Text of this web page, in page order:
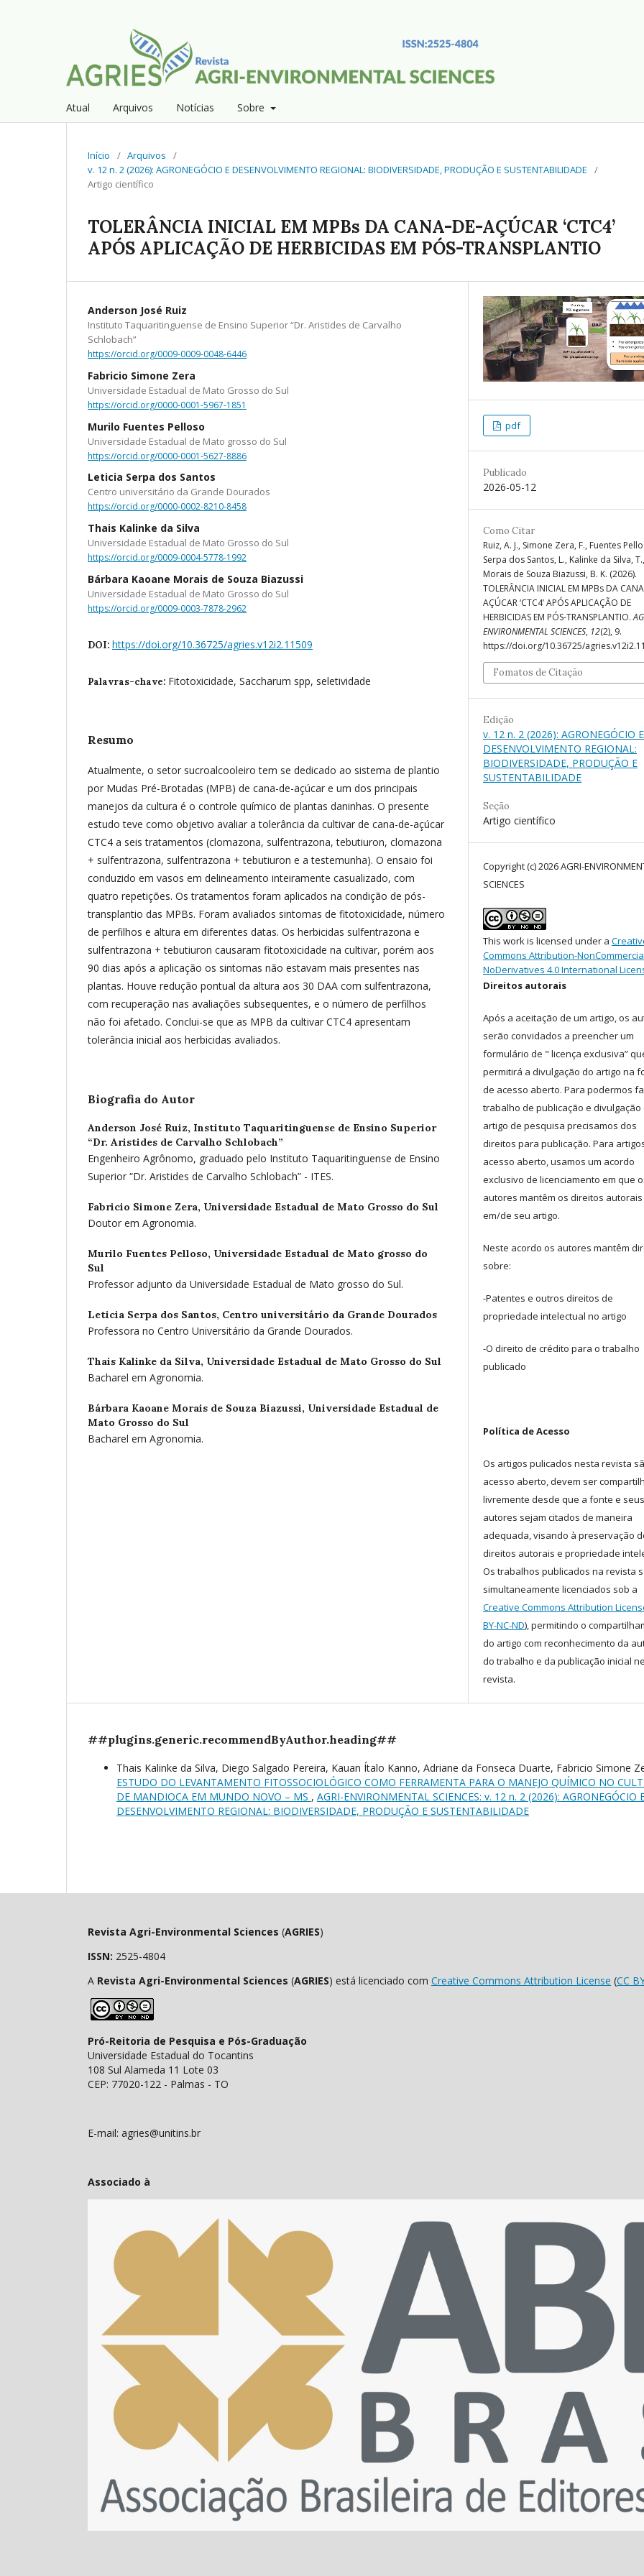
Atual Arquivos Notícias Sobre
Início / Arquivos
/
v. 12 n. 2 (2026): AGRONEGÓCIO E DESENVOLVIMENTO REGIONAL: BIODIVERSIDADE, PRODUÇÃO E SUSTENTABILIDADE
/
Artigo científico
TOLERÂNCIA INICIAL EM MPBs DA CANA-DE-AÇÚCAR ‘CTC4’
APÓS APLICAÇÃO DE HERBICIDAS EM PÓS-TRANSPLANTIO
Anderson José Ruiz
Instituto Taquaritinguense de Ensino Superior “Dr. Aristides de Carvalho
Schlobach”
https://orcid.org/0009-0009-0048-6446
Fabricio Simone Zera
Universidade Estadual de Mato Grosso do Sul
https://orcid.org/0000-0001-5967-1851
Murilo Fuentes Pelloso
Universidade Estadual de Mato grosso do Sul
https://orcid.org/0000-0001-5627-8886
Leticia Serpa dos Santos
Centro universitário da Grande Dourados
https://orcid.org/0000-0002-8210-8458
Thais Kalinke da Silva
Universidade Estadual de Mato Grosso do Sul
https://orcid.org/0009-0004-5778-1992
Bárbara Kaoane Morais de Souza Biazussi
Universidade Estadual de Mato Grosso do Sul
https://orcid.org/0009-0003-7878-2962
DOI: https://doi.org/10.36725/agries.v12i2.11509
Palavras-chave: Fitotoxicidade, Saccharum spp, seletividade
Resumo
Atualmente, o setor sucroalcooleiro tem se dedicado ao sistema de plantio
por Mudas Pré-Brotadas (MPB) de cana-de-açúcar e um dos principais
manejos da cultura é o controle químico de plantas daninhas. O presente
estudo teve como objetivo avaliar a tolerância da cultivar de cana-de-açúcar
CTC4 a seis tratamentos (clomazona, sulfentrazona, tebutiuron, clomazona
+ sulfentrazona, sulfentrazona + tebutiuron e a testemunha). O ensaio foi
conduzido em vasos em delineamento inteiramente casualizado, com
quatro repetições. Os tratamentos foram aplicados na condição de pós-
transplantio das MPBs. Foram avaliados sintomas de fitotoxicidade, número
de perfilhos e altura em diferentes datas. Os herbicidas sulfentrazona e
sulfentrazona + tebutiuron causaram fitotoxicidade na cultivar, porém aos
90 dias após a aplicação os sintomas não estavam mais presentes nas
plantas. Houve redução pontual da altura aos 30 DAA com sulfentrazona,
com recuperação nas avaliações subsequentes, e o número de perfilhos
não foi afetado. Conclui-se que as MPB da cultivar CTC4 apresentam
tolerância inicial aos herbicidas avaliados.
Biografia do Autor
Anderson José Ruiz, Instituto Taquaritinguense de Ensino Superior
“Dr. Aristides de Carvalho Schlobach”
Engenheiro Agrônomo, graduado pelo Instituto Taquaritinguense de Ensino
Superior “Dr. Aristides de Carvalho Schlobach” - ITES.
Fabricio Simone Zera, Universidade Estadual de Mato Grosso do Sul
Doutor em Agronomia.
Murilo Fuentes Pelloso, Universidade Estadual de Mato grosso do
Sul
Professor adjunto da Universidade Estadual de Mato grosso do Sul.
Leticia Serpa dos Santos, Centro universitário da Grande Dourados
Professora no Centro Universitário da Grande Dourados.
Thais Kalinke da Silva, Universidade Estadual de Mato Grosso do Sul
Bacharel em Agronomia.
Bárbara Kaoane Morais de Souza Biazussi, Universidade Estadual de
Mato Grosso do Sul
Bacharel em Agronomia.
pdf
Publicado
2026-05-12
Como Citar
Ruiz, A. J., Simone Zera, F., Fuentes
Serpa dos Santos, L., Kalinke da Silva,
Morais de Souza Biazussi, B. K. (2026).
TOLERÂNCIA INICIAL EM MPBs DA
AÇÚCAR ‘CTC4’ APÓS APLICAÇÃO DE
HERBICIDAS EM PÓS-TRANSPLANTIO.
ENVIRONMENTAL SCIENCES, 12(2), 9.
https://doi.org/10.36725/
Fomatos de Citação
Edição
v. 12 n. 2 (2026): AGRONEGÓCIO E
DESENVOLVIMENTO REGIONAL:
BIODIVERSIDADE, PRODUÇÃO E
SUSTENTABILIDADE
Seção
Artigo científico
Copyright (c) 2026 AGRI-
SCIENCES
This work is licensed under a
Commons Attribution-
NoDerivatives 4.0 International
Direitos autorais
Após a aceitação de um artigo, os
serão convidados a preencher um
formulário de " licença exclusiva”
permitirá a divulgação do artigo na
de acesso aberto. Para podermos
trabalho de publicação e divulgação
artigo de pesquisa precisamos dos
direitos para publicação. Para
acesso aberto, usamos um acordo
exclusivo de licenciamento em que
autores mantêm os direitos autorais
em/de seu artigo.
Neste acordo os autores mantêm
sobre:
-Patentes e outros direitos de
propriedade intelectual no artigo
-O direito de crédito para o trabalho
publicado
Política de Acesso
Os artigos pulicados nesta revista
acesso aberto, devem ser
livremente desde que a fonte e seus
autores sejam citados de maneira
adequada, visando à preservação
direitos autorais e propriedade
Os trabalhos publicados na revista
simultaneamente licenciados sob a
Creative Commons Attribution
BY-NC-ND), permitindo o
do artigo com reconhecimento da
do trabalho e da publicação inicial
revista.
##plugins.generic.recommendByAuthor.heading##
Thais Kalinke da Silva, Diego Salgado Pereira, Kauan Ítalo Kanno, Adriane da Fonseca Duarte, Fabricio Simone
ESTUDO DO LEVANTAMENTO FITOSSOCIOLÓGICO COMO FERRAMENTA PARA O MANEJO QUÍMICO NO
DE MANDIOCA EM MUNDO NOVO – MS , AGRI-ENVIRONMENTAL SCIENCES: v. 12 n. 2 (2026): AGRONEGÓCIO
DESENVOLVIMENTO REGIONAL: BIODIVERSIDADE, PRODUÇÃO E SUSTENTABILIDADE
Revista Agri-Environmental Sciences (AGRIES)
ISSN: 2525-4804
A Revista Agri-Environmental Sciences (AGRIES) está licenciado com Creative Commons Attribution License (CC
Pró-Reitoria de Pesquisa e Pós-Graduação
Universidade Estadual do Tocantins
108 Sul Alameda 11 Lote 03
CEP: 77020-122 - Palmas - TO
E-mail: agries@unitins.br
Associado à